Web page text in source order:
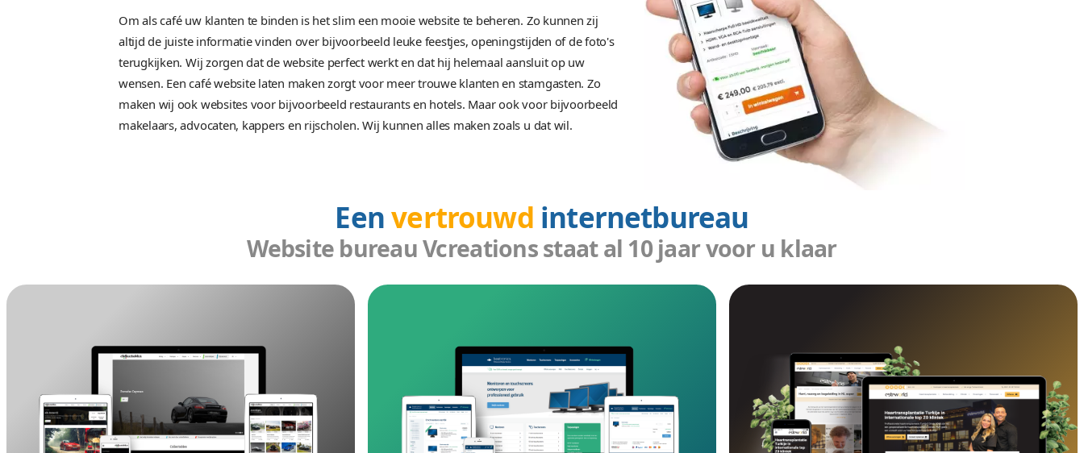
Caféwebsite laten maken
Uw café op de kaart zetten
Om als café uw klanten te binden is het slim een mooie website te beheren. Zo kunnen zij
terugkijken. Wij zorgen dat de website perfect werkt en dat hij helemaal aansluit op uw
wensen. Een café website laten maken zorgt voor meer trouwe klanten en stamgasten. Zo
maken wij ook websites voor bijvoorbeeld restaurants en hotels. Maar ook voor bijvoorbeeld
makelaars, advocaten, kappers en rijscholen. Wij kunnen alles maken zoals u dat wil.
Eenvertrouwdinternetbureau
Website bureau Vcreations staat al 10 jaar voor u klaar